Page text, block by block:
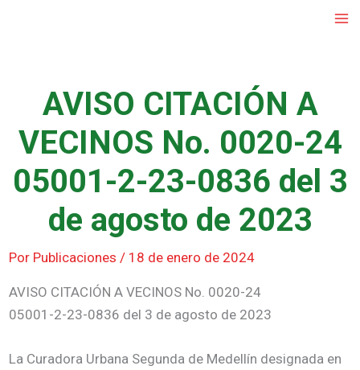
AVISO CITACIÓN A
VECINOS No. 0020-24
05001-2-23-0836 del 3
de agosto de 2023
Por Publicaciones / 18 de enero de 2024
AVISO CITACIÓN A VECINOS No. 0020-24
05001-2-23-0836 del 3 de agosto de 2023
La Curadora Urbana Segunda de Medellín designada en